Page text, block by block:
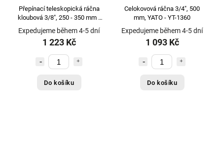
Přepínací teleskopická ráčna
kloubová 3/8", 250 - 350 mm -
V6638N
Expedujeme během 4-5 dní
1 223 Kč
Do košíku
Celokovová ráčna 3/4", 500
mm, YATO - YT-1360
Expedujeme během 4-5 dní
1 093 Kč
Do košíku